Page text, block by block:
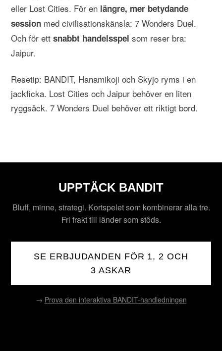
eller Lost Cities. För en längre, mer betydande
session med civilisationskänsla: 7 Wonders Duel.
Och för ettsnabbt handelsspel som reser bra:
Jaipur.
Resetip: BANDIT, Hanamikoji och Skyjo ryms i en
jackficka. Lost Cities och Jaipur behöver en liten
ryggsäck. 7 Wonders Duel behöver ett riktigt bord.
UPPTÄCK BANDIT
Bluff, minne, strategi. Kortspelet som kombinerar alla tre.
Fri frakt till länder som stöds.
SE ERBJUDANDEN FÖR 1, 2 OCH
3 ASKAR
→ Prova den interaktiva BANDIT-handledningen